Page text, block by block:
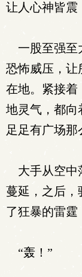
让人心神皆震
一股至强至
恐怖威压，让
在地。紧接着
地灵气，都向
足足有广场那
大手从空中
蔓延，之后，
了狂暴的雷霆
“轰！”